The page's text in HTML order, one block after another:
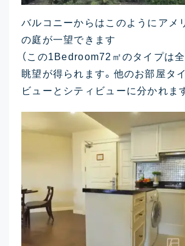
バルコニーからはこのようにアメ
の庭が一望できます
（この1Bedroom72㎡のタイプは
眺望が得られます。他のお部屋タ
ビューとシティビューに分かれます